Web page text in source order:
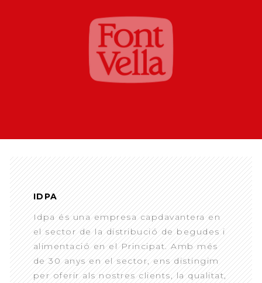
IDPA
Idpa és una empresa capdavantera en
el sector de la distribució de begudes i
alimentació en el Principat. Amb més
de 30 anys en el sector, ens distingim
per oferir als nostres clients, la qualitat,